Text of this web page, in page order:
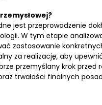
jest przeprowadzenie
W tym etapie
zastosowanie
za realizację, aby
przemyślany krok
trwałości finalnych